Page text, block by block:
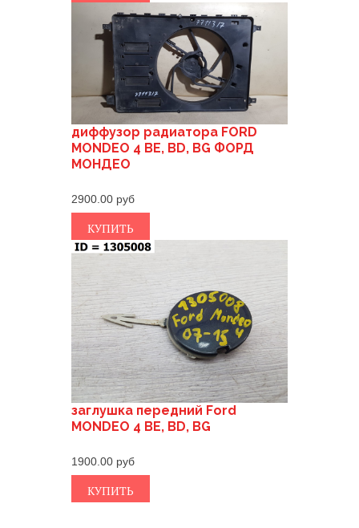
диффузор радиатора FORD
MONDEO 4 BE, BD, BG ФОРД
МОНДЕО
2900.00
КУПИТЬ
заглушка передний Ford
MONDEO 4 BE, BD, BG
1900.00
КУПИТЬ